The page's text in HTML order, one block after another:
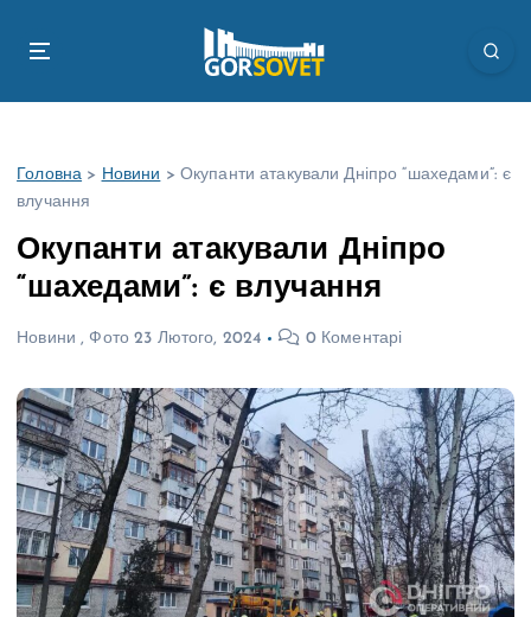
Головна > Новини > Окупанти атакували Дніпро “шахедами”: є
влучання
Окупанти атакували Дніпро
“шахедами”: є влучання
Новини , Фото 23 Лютого, 2024 0 Коментарі